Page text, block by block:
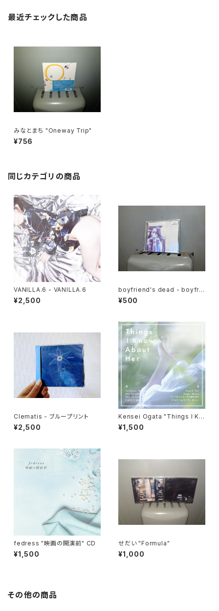
最近チェックした商品
みなとまち "Oneway Trip"
¥756
同じカテゴリの商品
VANILLA.6 - VANILLA.6
¥2,500
boyfriend's dead - boyfrie
nd's dead E.P.
¥500
Clematis - ブループリント
¥2,500
Kensei Ogata "Things I Kn
ow About Her" CD
¥1,500
fedress "映画の開演前" CD
¥1,500
せだい "Formula"
¥1,000
その他の商品